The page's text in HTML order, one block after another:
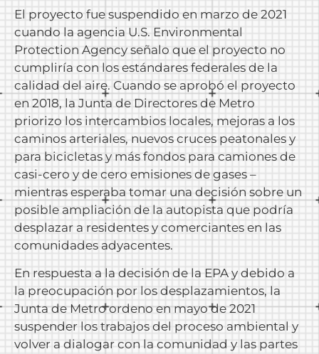
El proyecto fue suspendido en marzo de 2021
cuando la agencia U.S. Environmental
Protection Agency señalo que el proyecto no
cumpliría con los estándares federales de la
calidad del aire. Cuando se aprobó el proyecto
en 2018, la Junta de Directores de Metro
priorizo los intercambios locales, mejoras a los
caminos arteriales, nuevos cruces peatonales y
para bicicletas y más fondos para camiones de
casi-cero y de cero emisiones de gases –
mientras esperaba tomar una decisión sobre un
posible ampliación de la autopista que podría
desplazar a residentes y comerciantes en las
comunidades adyacentes.
En respuesta a la decisión de la EPA y debido a
la preocupación por los desplazamientos, la
Junta de Metro ordeno en mayo de 2021
suspender los trabajos del proceso ambiental y
volver a dialogar con la comunidad y las partes